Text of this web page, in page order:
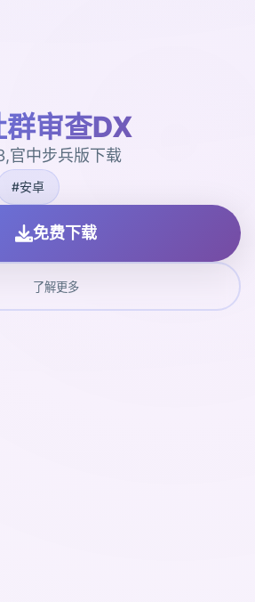
群审查DX
官中步兵版下载
#安卓
免费下载
了解更多